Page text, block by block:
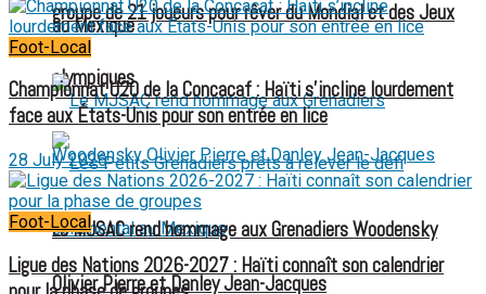
groupe de 21 joueurs pour rêver du Mondial et des Jeux
olympiques
au Mexique
Le MJSAC rend hommage aux Grenadiers Woodensky
Olivier Pierre et Danley Jean-Jacques
Foot-Local
Championnat U20 de la Concacaf : Haïti s’incline lourdement
face aux États-Unis pour son entrée en lice
28 July 2026
Foot-Local
Ligue des Nations 2026-2027 : Haïti connaît son calendrier